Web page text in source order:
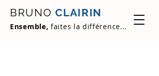
BRUNO CLAIRIN
Ensemble, faites la différence...